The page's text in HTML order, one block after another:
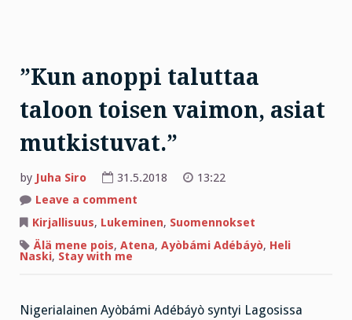
”Kun anoppi taluttaa
taloon toisen vaimon, asiat
mutkistuvat.”
by Juha Siro 31.5.2018
13:22
Leave a comment
anoppi
taluttaa
taloon
toisen
Kirjallisuus, Lukeminen, Suomennokset
Älä mene pois, Atena, Ayòbámi Adébáyò, Heli
Naski, Stay with me
Nigerialainen Ayòbámi Adébáyò syntyi Lagosissa